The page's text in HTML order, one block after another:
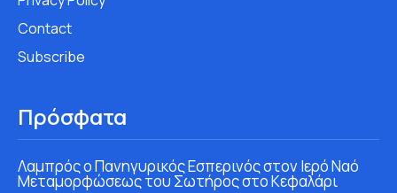
Contact
Subscribe
Πρόσφατα
Λαμπρός ο Πανηγυρικός Εσπερινός στον Ιερό Ναό
Μεταμορφώσεως του Σωτήρος στο Κεφαλάρι